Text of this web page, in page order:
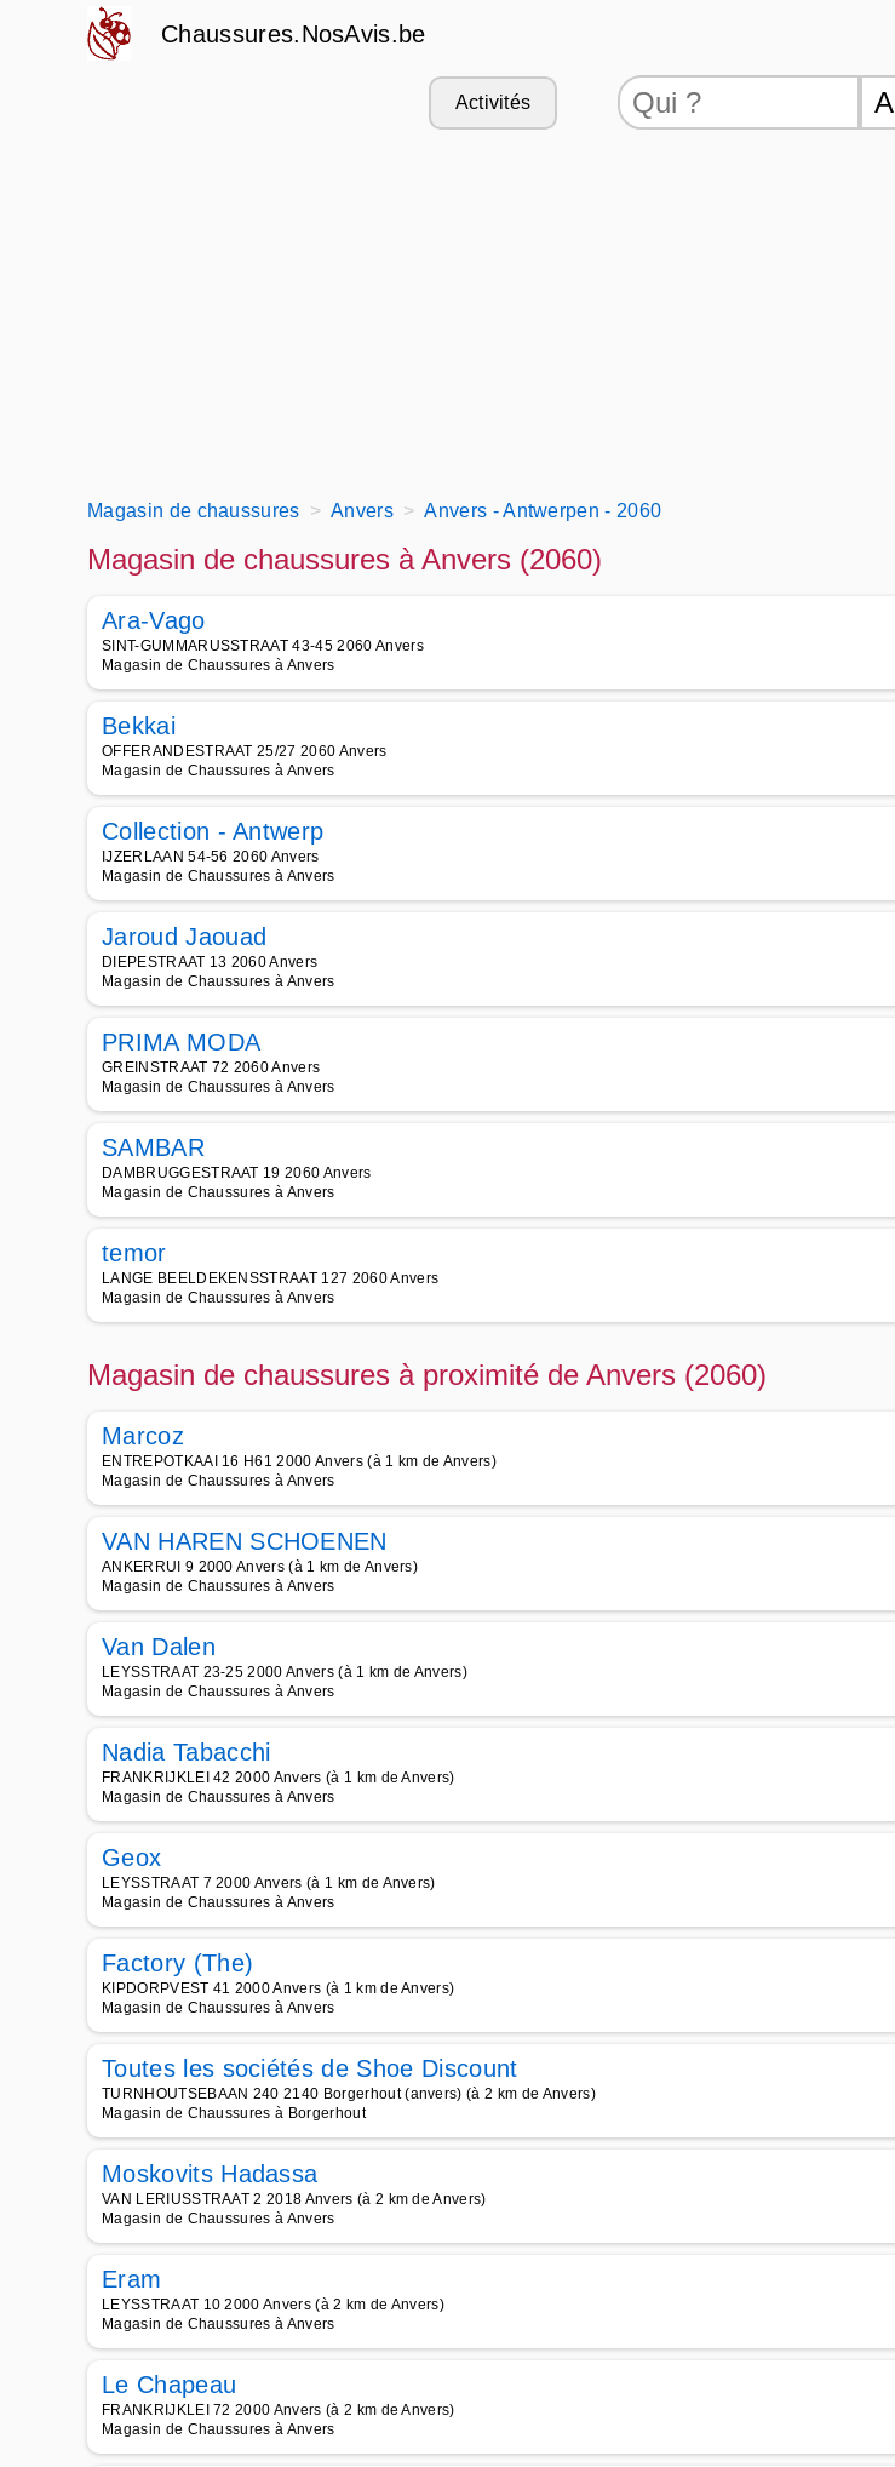
Chaussures.NosAvis.be
Activités
Magasin de chaussures Anvers Anvers - Antwerpen - 2060
Magasin de chaussures à Anvers (2060)
Ara-Vago
SINT-GUMMARUSSTRAAT 43-45 2060 Anvers
Magasin de Chaussures à Anvers
Bekkai
OFFERANDESTRAAT 25/27 2060 Anvers
Magasin de Chaussures à Anvers
Collection - Antwerp
IJZERLAAN 54-56 2060 Anvers
Magasin de Chaussures à Anvers
Jaroud Jaouad
DIEPESTRAAT 13 2060 Anvers
Magasin de Chaussures à Anvers
PRIMA MODA
GREINSTRAAT 72 2060 Anvers
Magasin de Chaussures à Anvers
SAMBAR
DAMBRUGGESTRAAT 19 2060 Anvers
Magasin de Chaussures à Anvers
temor
LANGE BEELDEKENSSTRAAT 127 2060 Anvers
Magasin de Chaussures à Anvers
Magasin de chaussures à proximité de Anvers (2060)
Marcoz
ENTREPOTKAAI 16 H61 2000 Anvers (à 1 km de Anvers)
Magasin de Chaussures à Anvers
VAN HAREN SCHOENEN
ANKERRUI 9 2000 Anvers (à 1 km de Anvers)
Magasin de Chaussures à Anvers
Van Dalen
LEYSSTRAAT 23-25 2000 Anvers (à 1 km de Anvers)
Magasin de Chaussures à Anvers
Nadia Tabacchi
FRANKRIJKLEI 42 2000 Anvers (à 1 km de Anvers)
Magasin de Chaussures à Anvers
Geox
LEYSSTRAAT 7 2000 Anvers (à 1 km de Anvers)
Magasin de Chaussures à Anvers
Factory (The)
KIPDORPVEST 41 2000 Anvers (à 1 km de Anvers)
Magasin de Chaussures à Anvers
Toutes les sociétés de Shoe Discount
TURNHOUTSEBAAN 240 2140 Borgerhout (anvers) (à 2 km de Anvers)
Magasin de Chaussures à Borgerhout
Moskovits Hadassa
VAN LERIUSSTRAAT 2 2018 Anvers (à 2 km de Anvers)
Magasin de Chaussures à Anvers
Eram
LEYSSTRAAT 10 2000 Anvers (à 2 km de Anvers)
Magasin de Chaussures à Anvers
Le Chapeau
FRANKRIJKLEI 72 2000 Anvers (à 2 km de Anvers)
Magasin de Chaussures à Anvers